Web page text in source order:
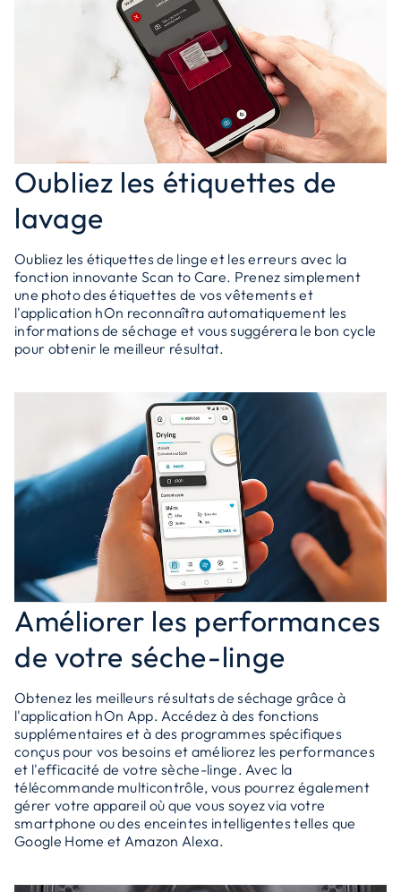
Oubliez les étiquettes de
lavage
Oubliez les étiquettes de linge et les erreurs avec la
fonction innovante Scan to Care. Prenez simplement
une photo des étiquettes de vos vêtements et
l'application hOn reconnaîtra automatiquement les
informations de séchage et vous suggérera le bon cycle
pour obtenir le meilleur résultat.
Améliorer les performances
de votre séche-linge
Obtenez les meilleurs résultats de séchage grâce à
l'application hOn App. Accédez à des fonctions
supplémentaires et à des programmes spécifiques
conçus pour vos besoins et améliorez les performances
et l'efficacité de votre sèche-linge. Avec la
télécommande multicontrôle, vous pourrez également
gérer votre appareil où que vous soyez via votre
smartphone ou des enceintes intelligentes telles que
Google Home et Amazon Alexa.